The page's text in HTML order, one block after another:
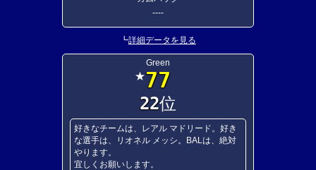
----
┗詳細データを見る
Green
★77
22位
好きなチームは、レアル マドリード。好き
な選手は、リオネル メッシ。BALは、絶対
やります。
宜しくお願いします。